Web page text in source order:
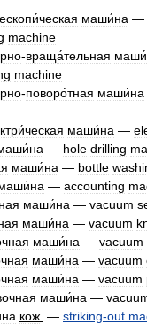
маши́на —
machine
-враща́тельная
machine
-поворо́тная маши́на
маши́на —
— hole drilling
маши́на — bottle
— accounting
маши́на — vacuum
маши́на — vacuum
маши́на — vacuum
маши́на — vacuum
маши́на — vacuum
маши́на —
кож — striking-out